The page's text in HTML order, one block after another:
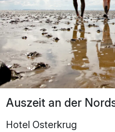
Auszeit an der
Hotel Osterkrug